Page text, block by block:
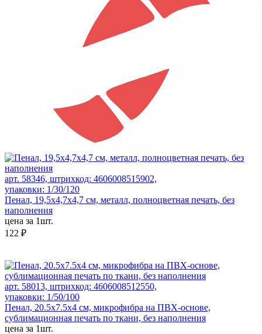
арт. 58346, штрихкод: 4606008515902,
упаковки: 1/30/120
Пенал, 19,5x4,7x4,7 см, металл, полноцветная печать, без
наполнения
цена за 1шт.
122 ₽
арт. 58013, штрихкод: 4606008512550,
упаковки: 1/50/100
Пенал, 20.5х7.5х4 см, микрофибра на ПВХ-основе,
сублимационная печать по ткани, без наполнения
цена за 1шт.